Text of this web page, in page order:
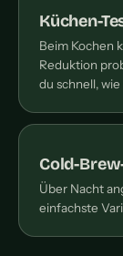
Küchen-
Beim Kochen
Reduktion
du schnell,
Cold-
Über Nacht
einfachste